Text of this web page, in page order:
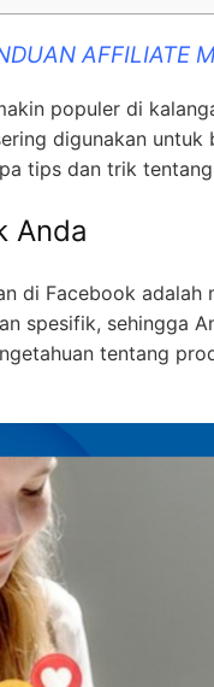
AFFILIATE
populer di
digunakan untuk
tips dan trik
Anda
di Facebook adalah
spesifik, sehingga
tentang